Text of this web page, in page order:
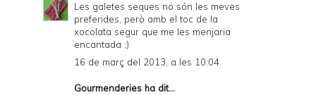
Les galetes seques no són les meves
preferides, però amb el toc de la
xocolata segur que me les menjaria
encantada ;)
16 de març del 2013, a les 10:04
Gourmenderies ha dit...